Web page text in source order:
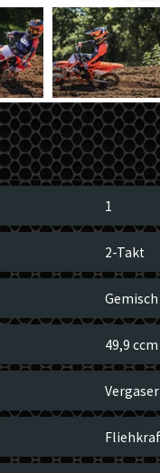
1
2-Takt
Gemisch
49,9 ccm
Vergaser